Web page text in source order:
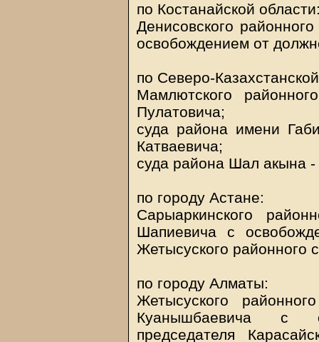
по Костанайской
Денисовского
освобождением от
по Северо-
Мамлютского
Пулатовича;
суда района имени
Катваевича;
суда района Шал акына
по городу Астане:
Сарыаркинского
Шапиевича с
Жетысуского районного
по городу Алматы:
Жетысуского
Куанышбаевича с
председателя